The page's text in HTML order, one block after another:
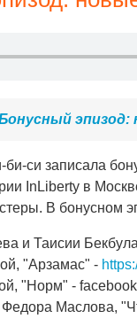
эпизод:
си записала
InLiberty в
В бонусном
и Таисии
"Арзамас" -
"Норм" -
Маслова,